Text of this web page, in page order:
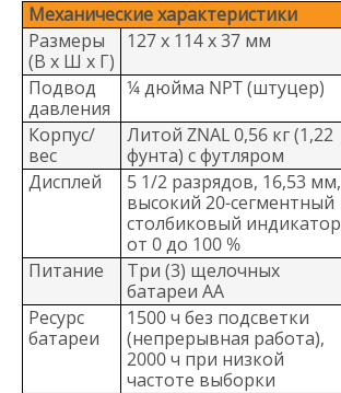
Механические характеристики
Размеры
(В x Ш x Г)
127 x 114 x 37 мм
Подвод
давления
¼ дюйма NPT (штуцер)
Корпус/
вес
Литой ZNAL 0,56 кг (1,22
фунта) с футляром
Дисплей
5 1/2 разрядов, 16,53 мм,
высокий 20-сегментный
столбиковый индикатор
от 0 до 100 %
Питание
Три (3) щелочных
батареи AA
Ресурс
батареи
1500 ч без подсветки
(непрерывная работа),
2000 ч при низкой
частоте выборки